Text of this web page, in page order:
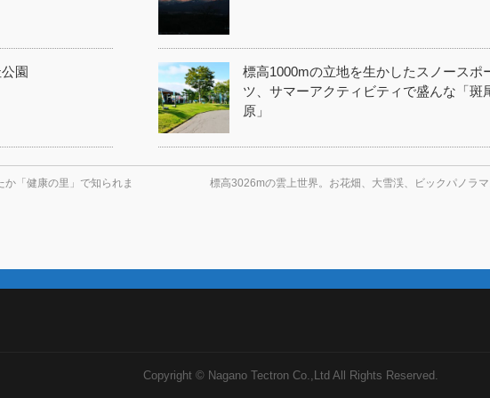
園
標高1000mの立地を生かしたスノースポ
ツ、サマーアクティビティで盛んな「斑
原」
「健康の里」で知られま
標高3026mの雲上世界。お花畑、大雪渓、ビックパノラマ
Copyright © Nagano Tectron Co.,Ltd All Rights Reserved.